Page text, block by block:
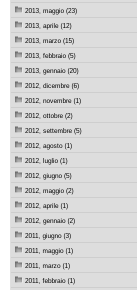
2013, maggio (23)
2013, aprile (12)
2013, marzo (15)
2013, febbraio (5)
2013, gennaio (20)
2012, dicembre (6)
2012, novembre (1)
2012, ottobre (2)
2012, settembre (5)
2012, agosto (1)
2012, luglio (1)
2012, giugno (5)
2012, maggio (2)
2012, aprile (1)
2012, gennaio (2)
2011, giugno (3)
2011, maggio (1)
2011, marzo (1)
2011, febbraio (1)